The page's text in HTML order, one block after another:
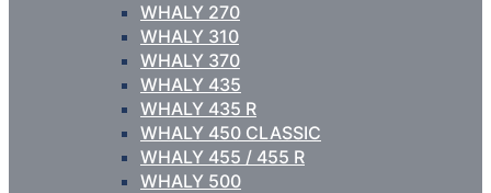
WHALY 270
WHALY 310
WHALY 370
WHALY 435
WHALY 435 R
WHALY 450 CLASSIC
WHALY 455 / 455 R
WHALY 500